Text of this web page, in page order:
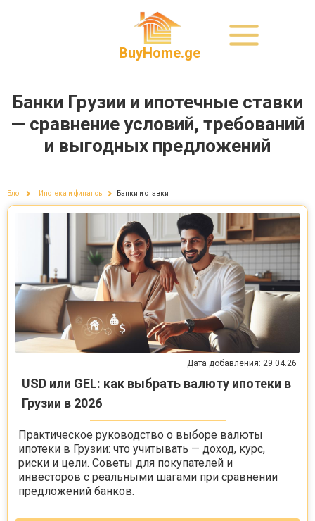
BuyHome.ge
Банки Грузии и ипотечные ставки
— сравнение условий, требований
и выгодных предложений
Блог Ипотека и финансы Банки и ставки
Дата добавления: 29.04.26
USD или GEL: как выбрать валюту ипотеки в
Грузии в 2026
Практическое руководство о выборе валюты
ипотеки в Грузии: что учитывать — доход, курс,
риски и цели. Советы для покупателей и
инвесторов с реальными шагами при сравнении
предложений банков.